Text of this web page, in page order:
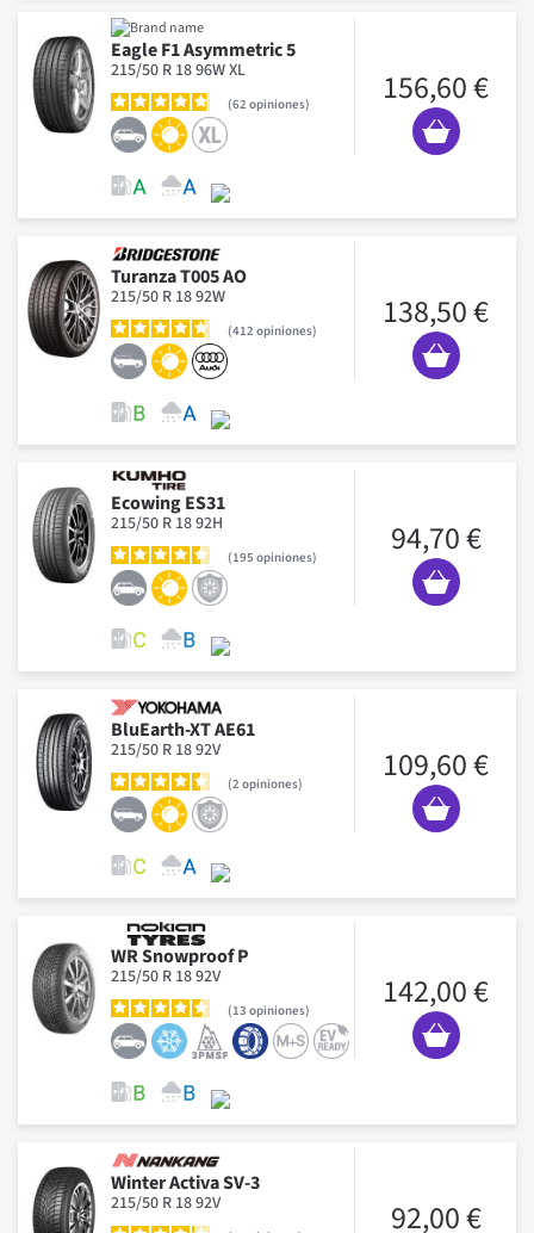
Eagle F1 Asymmetric 5
215/50 R 18 96W XL
62 opiniones 156,60 €
Turanza T005 AO
215/50 R 18 92W
412 opiniones 138,50 €
Ecowing ES31
215/50 R 18 92H
195 opiniones 94,70 €
BluEarth-XT AE61
215/50 R 18 92V
2 opiniones 109,60 €
WR Snowproof P
215/50 R 18 92V
13 opiniones 142,00 €
Winter Activa SV-3
215/50 R 18 92V 92,00 €